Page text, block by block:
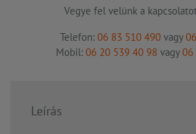
Vegye fel velünk a
Telefon: 06 83 510 490 vagy
Mobil: 06 20 539 40 98 vagy06
Leírás